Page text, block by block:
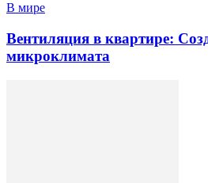
В мире
Вентиляция в квартире:
микроклимата